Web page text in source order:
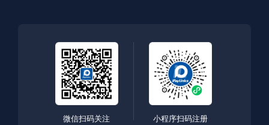
微信扫码关注 小程序扫码注册